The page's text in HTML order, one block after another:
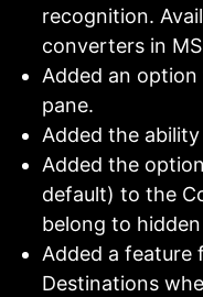
recognition.
converters in
Added an option
pane.
Added the
Added the
default) to the
belong to
Added a feature
Destinations